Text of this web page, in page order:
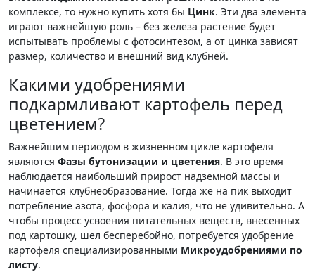
комплексе, то нужно купить хотя бы Цинк. Эти два элемента
играют важнейшую роль – без железа растение будет
испытывать проблемы с фотосинтезом, а от цинка зависят
размер, количество и внешний вид клубней.
Какими удобрениями
подкармливают картофель перед
цветением?
Важнейшим периодом в жизненном цикле картофеля
являются Фазы бутонизации и цветения. В это время
наблюдается наибольший прирост надземной массы и
начинается клубнеобразование. Тогда же на пик выходит
потребление азота, фосфора и калия, что не удивительно. А
чтобы процесс усвоения питательных веществ, внесенных
под картошку, шел бесперебойно, потребуется удобрение
картофеля специализированными Микроудобрениями по
листу.